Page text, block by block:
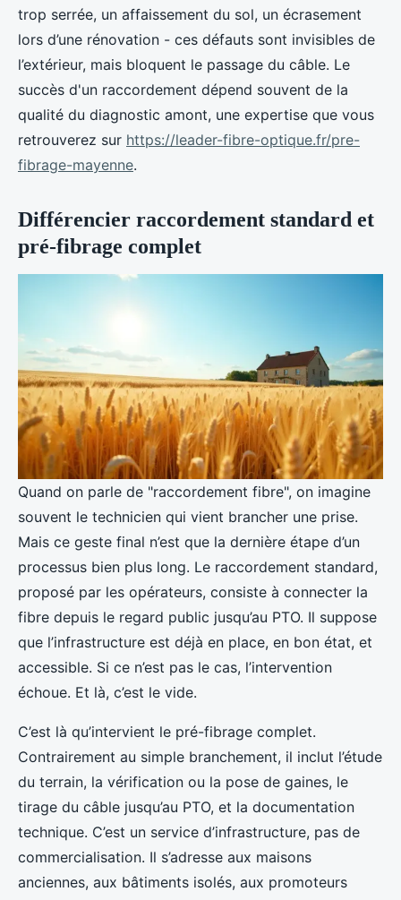
trop serrée, un affaissement du sol, un écrasement
lors d’une rénovation - ces défauts sont invisibles de
l’extérieur, mais bloquent le passage du câble. Le
succès d'un raccordement dépend souvent de la
qualité du diagnostic amont, une expertise que vous
retrouverez sur https://leader-fibre-optique.fr/pre-
fibrage-mayenne.
Différencier raccordement standard et
pré-fibrage complet
Quand on parle de "raccordement fibre", on imagine
souvent le technicien qui vient brancher une prise.
Mais ce geste final n’est que la dernière étape d’un
processus bien plus long. Le raccordement standard,
proposé par les opérateurs, consiste à connecter la
fibre depuis le regard public jusqu’au PTO. Il suppose
que l’infrastructure est déjà en place, en bon état, et
accessible. Si ce n’est pas le cas, l’intervention
échoue. Et là, c’est le vide.
C’est là qu’intervient le pré-fibrage complet.
Contrairement au simple branchement, il inclut l’étude
du terrain, la vérification ou la pose de gaines, le
tirage du câble jusqu’au PTO, et la documentation
technique. C’est un service d’infrastructure, pas de
commercialisation. Il s’adresse aux maisons
anciennes, aux bâtiments isolés, aux promoteurs